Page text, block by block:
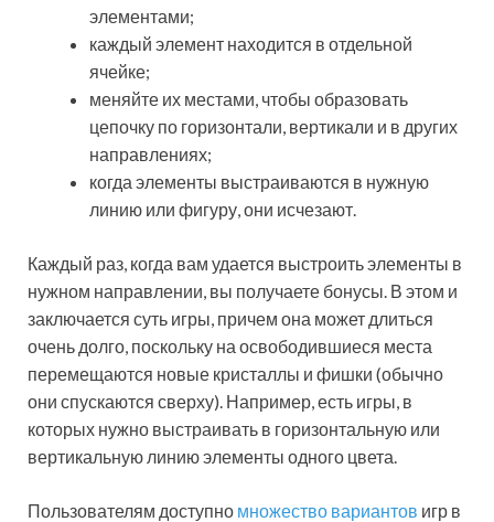
элементами;
каждый элемент находится в отдельной
ячейке;
меняйте их местами, чтобы образовать
цепочку по горизонтали, вертикали и в других
направлениях;
когда элементы выстраиваются в нужную
линию или фигуру, они исчезают.
Каждый раз, когда вам удается выстроить элементы в
нужном направлении, вы получаете бонусы. В этом и
заключается суть игры, причем она может длиться
очень долго, поскольку на освободившиеся места
перемещаются новые кристаллы и фишки (обычно
они спускаются сверху). Например, есть игры, в
которых нужно выстраивать в горизонтальную или
вертикальную линию элементы одного цвета.
Пользователям доступно множество вариантов игр в